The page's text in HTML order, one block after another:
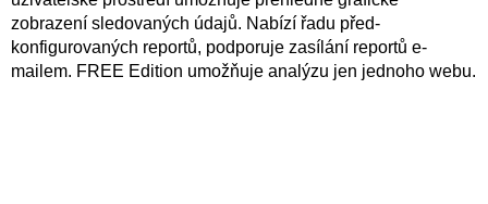
zobrazení sledovaných údajů. Nabízí řadu před-
konfigurovaných reportů, podporuje zasílání reportů e-
mailem. FREE Edition umožňuje analýzu jen jednoho webu.